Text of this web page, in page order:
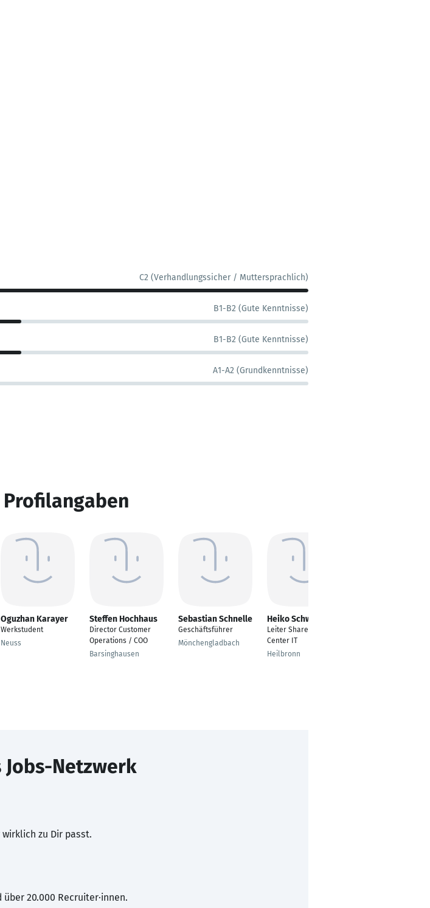
C2 (Verhandlungssicher / Muttersprachlich)
B1-B2 (Gute Kenntnisse)
B1-B2 (Gute Kenntnisse)
A1-A2 (Grundkenntnisse)
Oguzhan Karayer
Werkstudent
Neuss
Steffen Hochhaus
Director Customer
Operations / COO
Barsinghausen
Sebastian Schnelle
Geschäftsführer
Mönchengladbach
Heiko Schwäch
Leiter Shared Service
Center IT
Heilbronn
Jobs-Netzwerk
wirklich zu Dir passt.
20.000 Recruiter·innen.